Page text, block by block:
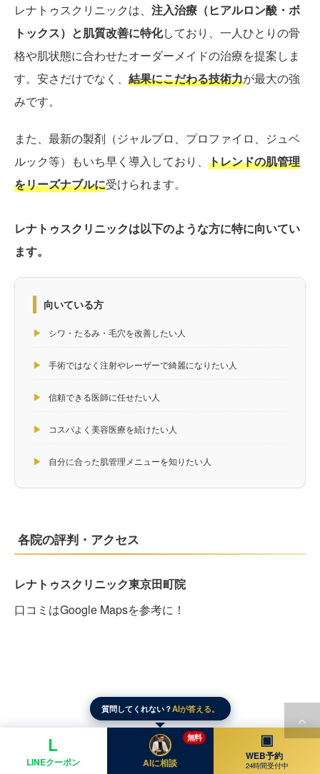
レナトゥスクリニックは、 注入治療（ヒアルロン酸・ボ
トックス）と肌質改善に特化しており、一人ひとりの骨
格や肌状態に合わせたオーダーメイドの治療を提案しま
す。安さだけでなく、 結果にこだわる技術力が最大の強
みです。
また、最新の製剤（ジャルプロ、プロファイロ、ジュベ
ルック等）もいち早く導入しており、 トレンドの肌管理
をリーズナブルに受けられます。
レナトゥスクリニックは以下のような方に特に向いてい
ます。
向いている方
▶ シワ・たるみ・毛穴を改善したい人
▶ 手術ではなく注射やレーザーで綺麗になりたい人
▶ 信頼できる医師に任せたい人
▶ コスパよく美容医療を続けたい人
▶ 自分に合った肌管理メニューを知りたい人
各院の評判・アクセス
レナトゥスクリニック東京田町院
口コミはGoogle Mapsを参考に！
質問してくれない？AIが答える。
L
LINEクーポン AIに相談
無料 ▣
WEB予約
24時間受付中